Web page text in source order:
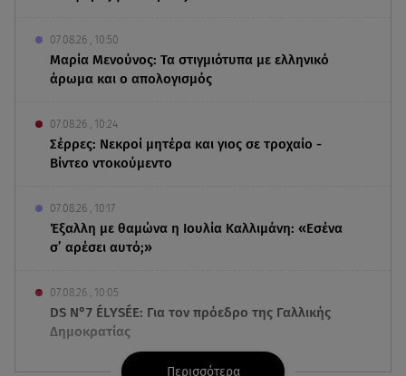
07.08.26 , 10:50
Μαρία Μενούνος: Τα στιγμιότυπα με ελληνικό
άρωμα και ο απολογισμός
07.08.26 , 10:24
Σέρρες: Νεκροί μητέρα και γιος σε τροχαίο -
Βίντεο ντοκούμεντο
07.08.26 , 10:17
Έξαλλη με θαμώνα η Ιουλία Καλλιμάνη: «Εσένα
σ’ αρέσει αυτό;»
07.08.26 , 10:05
DS N°7 ÉLYSÉE: Για τον πρόεδρο της Γαλλικής
Δημοκρατίας
Περισσότερα